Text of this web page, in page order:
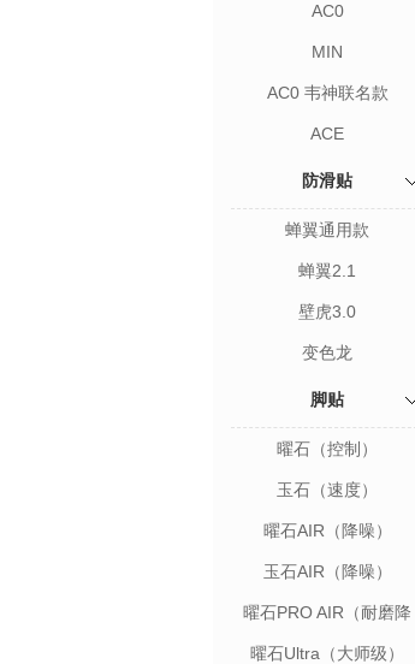
AC0
MIN
AC0 韦神联名款
ACE
防滑贴
蝉翼通用款
蝉翼2.1
壁虎3.0
变色龙
脚贴
曜石（控制）
玉石（速度）
曜石AIR（降噪）
玉石AIR（降噪）
曜石PRO AIR（耐磨降
曜石Ultra（大师级）